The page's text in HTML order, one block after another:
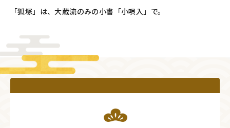
「狐塚」は、大蔵流のみの小書「小唄入」で。